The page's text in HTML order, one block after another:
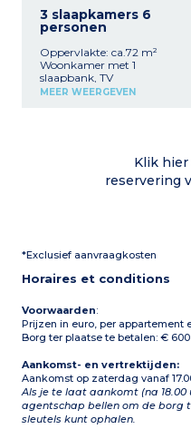
3 slaapkamers 6
personen
Oppervlakte: ca.72 m²
Woonkamer met 1
slaapbank, TV
Kitchenette (keramische
capsules, racletteset)
1 slaapkamer met 1
tweepersoonsbed
de eerste verdieping
MEER WEERGEVEN
Klik
reservering
*Exclusief aanvraagkosten
Horaires et conditions
Voorwaarden:
Prijzen in euro, per appartement
Borg ter plaatse te betalen: €
Aankomst- en vertrektijden:
Aankomst op zaterdag vanaf
Als je te laat aankomt (na
agentschap bellen om de borg
sleutels kunt ophalen.